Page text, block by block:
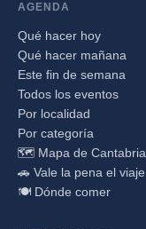
AGENDA
Qué hacer hoy
Qué hacer mañana
Este fin de semana
Todos los eventos
Por localidad
Por categoría
🗺️ Mapa de Cantabria
🚗 Vale la pena el viaje
🍽️ Dónde comer